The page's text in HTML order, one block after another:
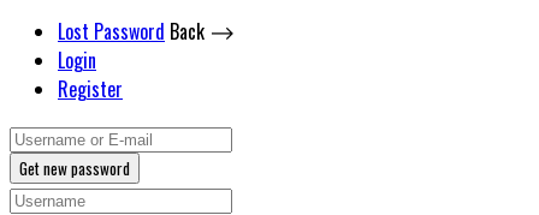
Lost Password Back ⟶
Login
Register
Get new password